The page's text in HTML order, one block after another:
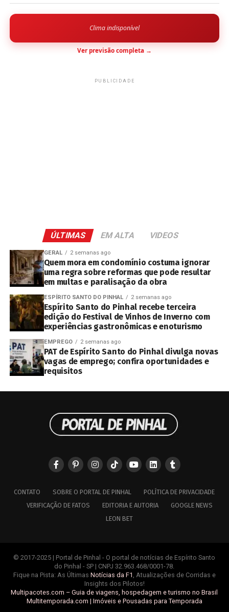
Clima indisponível
Ver previsão completa →
PUBLICIDADE
ÚLTIMAS EM ALTA VIDEOS
GERAL 2 semanas ago
Quem mora em condomínio costuma ignorar
uma regra sobre reformas que pode resultar
em multas e paralisação da obra
ESPÍRITO SANTO DO PINHAL 2 semanas ago
Espírito Santo do Pinhal recebe terceira
edição do Festival de Vinhos de Inverno com
experiências gastronômicas e enoturismo
EMPREGO 2 semanas ago
PAT de Espírito Santo do Pinhal divulga novas
vagas de emprego; confira oportunidades e
requisitos
CONTATO SOBRE O PORTAL DE PINHAL
POLÍTICA DE PRIVACIDADE
VERIFICAÇÃO DE FATOS
EDITORIA E AUTORIA
GOOGLE NEWS
LEON BET
© 2017-2025 | Portal de Pinhal - O portal de notícias de Espírito Santo
do Pinhal - SP | CNPJ 32.963.468/0001-78.
Fique na Pista: As Últimas Notícias da F1 , Atualizações de Corridas e
Insights dos Pilotos!
Multipacotes.com – Guia de viagens, hospedagem e turismo no Brasil
Multitemporada.com | Imóveis e Pousadas para Temporada